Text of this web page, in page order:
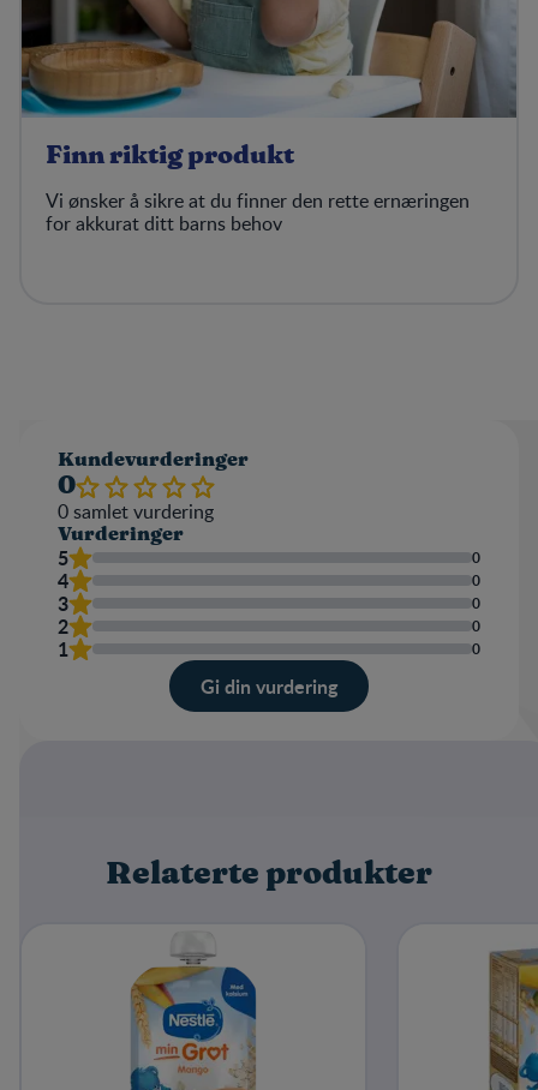
Finn riktig produkt
Vi ønsker å sikre at du finner den rette ernæringen
for akkurat ditt barns behov
Kundevurderinger
0
0samlet vurdering
Vurderinger
5 0
4 0
3 0
2 0
1 0
Gi din vurdering
Skriv en omtale
Relaterte produkter